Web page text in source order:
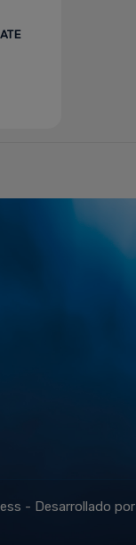
1KG
- Desarrollado por